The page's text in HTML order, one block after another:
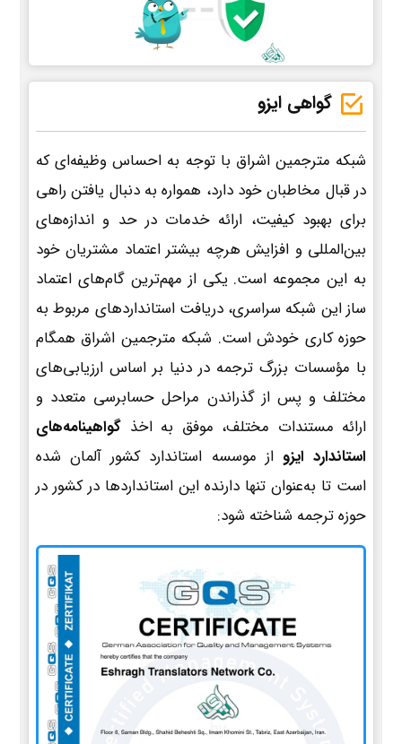
گواهی ایزو
شبکه مترجمین اشراق با توجه به احساس وظیفه‌ای که
در قبال مخاطبان خود دارد، همواره به دنبال یافتن راهی
برای بهبود کیفیت، ارائه خدمات در حد و اندازه‌های
بین‌المللی و افزایش هرچه بیشتر اعتماد مشتریان خود
به این مجموعه است. یکی از مهم‌ترین گام‌های اعتماد
ساز این شبکه سراسری، دریافت استانداردهای مربوط به
حوزه کاری خودش است. شبکه مترجمین اشراق همگام
با مؤسسات بزرگ ترجمه در دنیا بر اساس ارزیابی‌های
مختلف و پس از گذراندن مراحل حسابرسی متعدد و
ارائه مستندات مختلف، موفق به اخذ گواهینامه‌های
استاندارد ایزو از موسسه استاندارد کشور آلمان شده
است تا به‌عنوان تنها دارنده این استانداردها در کشور در
حوزه ترجمه شناخته شود: